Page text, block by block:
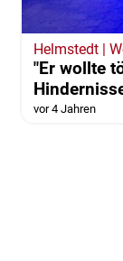
Helmstedt |
"Er wollte
vor 4 Jahren